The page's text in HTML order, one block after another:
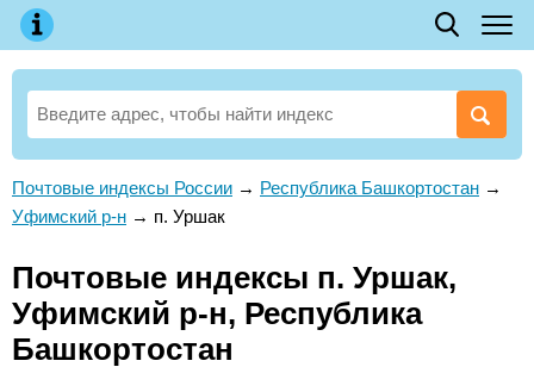
Почтовые индексы России → Республика Башкортостан →
Уфимский р-н → п. Уршак
Почтовые индексы п. Уршак,
Уфимский р-н, Республика
Башкортостан